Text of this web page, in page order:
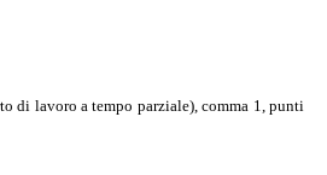
di lavoro a tempo parziale), comma 1, punti